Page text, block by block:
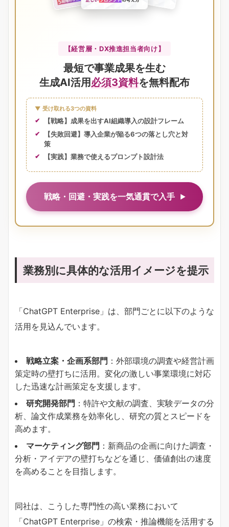
【経営層・DX推進担当者向け】
最短で事業成果を生む
生成AI活用必須3資料を無料配布
▼ 受け取れる3つの資料
【戦略】成果を出すAI組織導入の設計フレーム
【失敗回避】導入企業が陥る6つの落とし穴と対
策
【実践】業務で使えるプロンプト設計法
戦略・回避・実践を一気通貫で入手
業務別に具体的な活用イメージを提示
「ChatGPT Enterprise」は、部門ごとに以下のような
活用を見込んでいます。
戦略立案・企画系部門 ：外部環境の調査や経営計画
策定時の壁打ちに活用。変化の激しい事業環境に対応
した迅速な計画策定を支援します。
研究開発部門 ：特許や文献の調査、実験データの分
析、論文作成業務を効率化し、研究の質とスピードを
高めます。
マーケティング部門 ：新商品の企画に向けた調査・
分析・アイデアの壁打ちなどを通じ、価値創出の速度
を高めることを目指します。
同社は、こうした専門性の高い業務において
「ChatGPT Enterprise」の検索・推論機能を活用する